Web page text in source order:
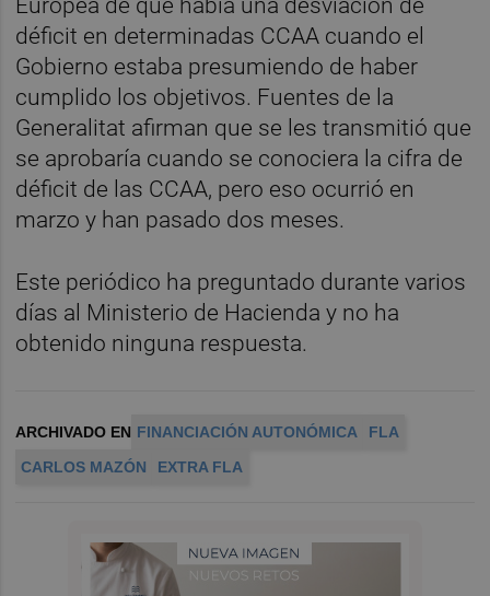
Europea de que había una desviación de
déficit en determinadas CCAA cuando el
Gobierno estaba presumiendo de haber
cumplido los objetivos. Fuentes de la
Generalitat afirman que se les transmitió que
se aprobaría cuando se conociera la cifra de
déficit de las CCAA, pero eso ocurrió en
marzo y han pasado dos meses.
Este periódico ha preguntado durante varios
días al Ministerio de Hacienda y no ha
obtenido ninguna respuesta.
ARCHIVADO EN FINANCIACIÓN AUTONÓMICA
FLA
CARLOS MAZÓN
EXTRA FLA